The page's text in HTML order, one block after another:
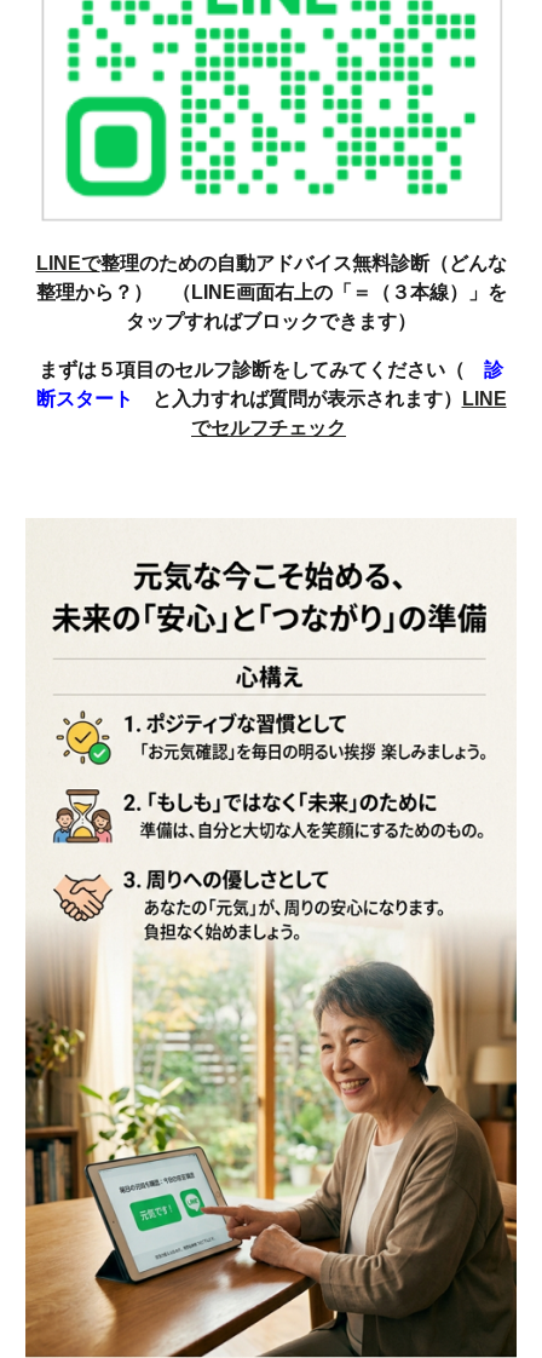
LINEで整理のための自動アドバイス無料診断（どんな
整理から？） （LINE画面右上の「＝（３本線）」を
タップすればブロックできます）
まずは５項目のセルフ診断をしてみてください（ 診
断スタート
と入力すれば質問が表示されます）
LINE
でセルフチェック